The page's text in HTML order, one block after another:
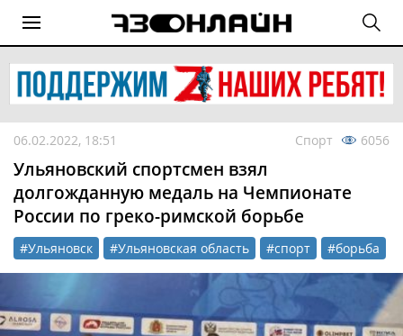
06.02.2022, 18:51 Спорт 6056
Ульяновский спортсмен взял
долгожданную медаль на Чемпионате
России по греко-римской борьбе
#Ульяновск #Ульяновская область #спорт #борьба